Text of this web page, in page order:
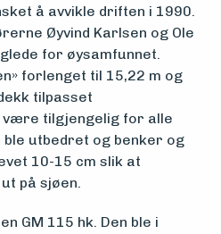
å avvikle driften i 1990.
Øyvind Karlsen og Ole
for øysamfunnet.
forlenget til 15,22 m og
tilpasset
tilgjengelig for alle
ble utbedret og benker og
10-15 cm slik at
på sjøen.
GM 115 hk. Den ble i